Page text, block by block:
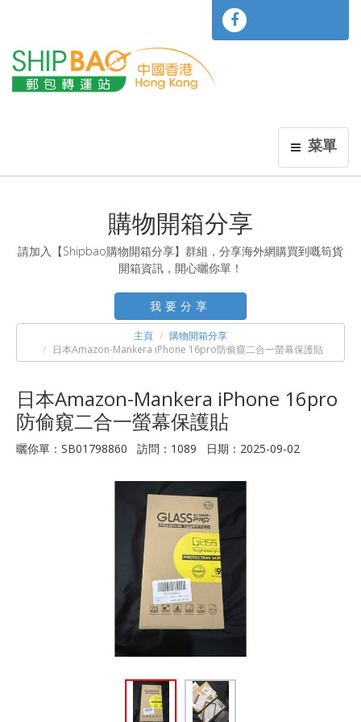
菜單
購物開箱分享
請加入【Shipbao購物開箱分享】群組，分享海外網購買到嘅筍貨
開箱資訊，開心曬你單！
我要分享
主頁
購物開箱分享
日本Amazon-Mankera iPhone 16pro防偷窺二合一螢幕保護貼
日本Amazon-Mankera iPhone 16pro
防偷窺二合一螢幕保護貼
曬你單：SB01798860 訪問：1089 日期：2025-09-02